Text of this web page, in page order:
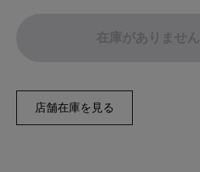
在庫がありません